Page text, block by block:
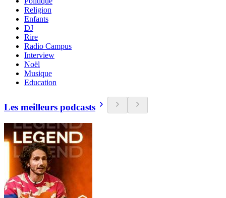
Religion
Enfants
DJ
Rire
Radio Campus
Interview
Noël
Musique
Education
Les meilleurs podcasts